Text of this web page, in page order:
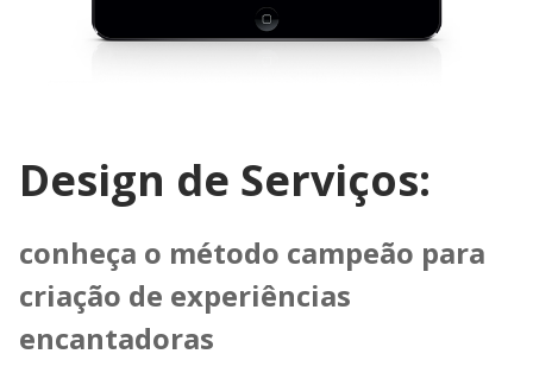
Design de Serviços:
conheça o método campeão para
criação de experiências
encantadoras